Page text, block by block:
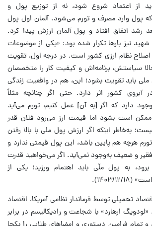
از اعتماد شروع شود، نه از توزیع پول و
پول وارد مصرف و تورم می‌شود. آلمان اول پول
رشد اتفاق افتاد و پول آلمان ارزش پیدا کرد.
نیز بارها تکرار شده بود: «یکی از موضوعات
اصلاح نظام ارزی کشور است. در درجه اول، تقویت
سیاستش، برنامه‌اش و کیفیت کار را متخصصان
ملی باید تقویت بشود؛ این، هم در واقعیت زندگی
آبروی کشور اثر دارد. حتی اگر چنانچه مثلاً
دارد که اگر [به آن] عمل کنیم، تورم می‌آید
است بشود اما قیمت ارز می‌رود فلان قدر
به‌خاطر اینکه اگر ارزش پول ملی با بالا رفتن
هرچه هم پایین باشد، این پول قیمتی ندارد و
و ضعیف به‌وجود نمی‌آید. اگر می‌خواهید قدرت
برود، به پول ملّی باید اهتمام ورزید؛ یکی از
۱۲/۱۸).
تحمیلی توسط فرماندار نظامی آمریکا، اقتصاد
«لودویگ ارهارد» با شجاعت و رادیکالیسم در برابر